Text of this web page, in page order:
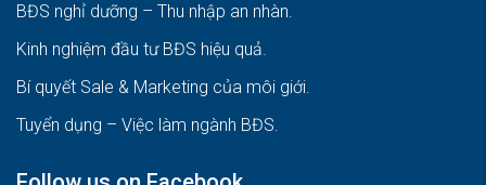
BĐS nghỉ dưỡng – Thu nhập an nhàn.
Kinh nghiệm đầu tư BĐS hiệu quả.
Bí quyết Sale & Marketing của môi giới.
Tuyển dụng – Việc làm ngành BĐS.